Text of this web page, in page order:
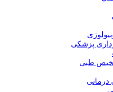
پزشکی
طبی
درمانی